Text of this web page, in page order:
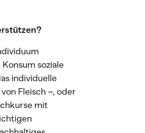
soziale
individuelle
Fleisch –, oder
mit